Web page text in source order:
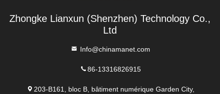
Zhongke Lianxun (Shenzhen) Technology Co.,
Ltd
Info@chinamanet.com
86-13316826915
203-B161, bloc B, bâtiment numérique Garden City,